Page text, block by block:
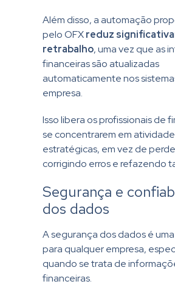
Além disso, a automação
pelo OFXreduz
retrabalho, uma vez que as
financeiras são atualizadas
automaticamente nos
empresa.
Isso libera os profissionais de
se concentrarem em
estratégicas, em vez de
corrigindo erros e refazendo
Segurança e
dos dados
A segurança dos dados é
para qualquer empresa,
quando se trata de
financeiras.